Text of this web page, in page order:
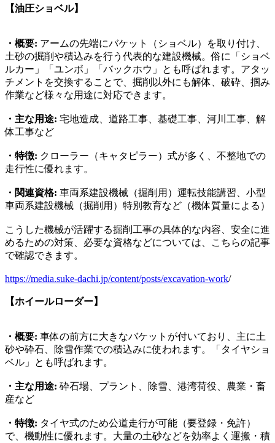
【油圧ショベル】
・概要: アームの先端にバケット（ショベル）を取り付け、
土砂の掘削や積込みを行う代表的な建設機械。俗に「ショベ
ルカー」「ユンボ」「バックホウ」とも呼ばれます。アタッ
チメントを交換することで、掘削以外にも解体、破砕、掴み
作業など様々な用途に対応できます。
・主な用途: 宅地造成、道路工事、基礎工事、河川工事、解
体工事など
・特徴: クローラー（キャタピラー）式が多く、不整地での
走行性に優れます。
・関連資格: 車両系建設機械（掘削用）運転技能講習、小型
車両系建設機械（掘削用）特別教育など（機体質量による）
こうした機械が活躍する掘削工事の具体的な内容、安全に進
めるための対策、必要な資格などについては、こちらの記事
で確認できます。
https://media.suke-dachi.jp/content/posts/excavation-work/
【ホイールローダー】
・概要: 車体の前方に大きなバケットが付いており、主に土
砂や砕石、除雪作業での積込みに使われます。「タイヤショ
ベル」とも呼ばれます。
・主な用途: 砕石場、プラント、除雪、港湾荷役、農業・畜
産など
・特徴: タイヤ式のため公道走行が可能（要登録・免許）
で、機動性に優れます。大量の土砂などを効率よく運搬・積